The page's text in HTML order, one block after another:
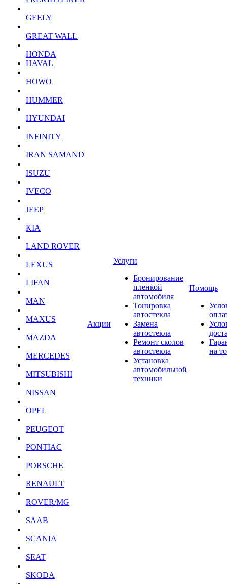
GEELY
GREAT WALL
HONDA
HAVAL
HOWO
HUMMER
HYUNDAI
INFINITY
IRAN SAMAND
ISUZU
IVECO
JEEP
KIA
LAND ROVER
LEXUS
LIFAN
MAN
MAXUS
MAZDA
MERCEDES
MITSUBISHI
NISSAN
OPEL
PEUGEOT
PONTIAC
PORSCHE
RENAULT
ROVER/MG
SAAB
SCANIA
SEAT
SKODA
Акции
Услуги
Бронирование
пленкой
автомобиля
Тонировка
автостекла
Замена
автостекла
Ремонт сколов
автостекла
Установка
автомобильной
техники
Помощь
на